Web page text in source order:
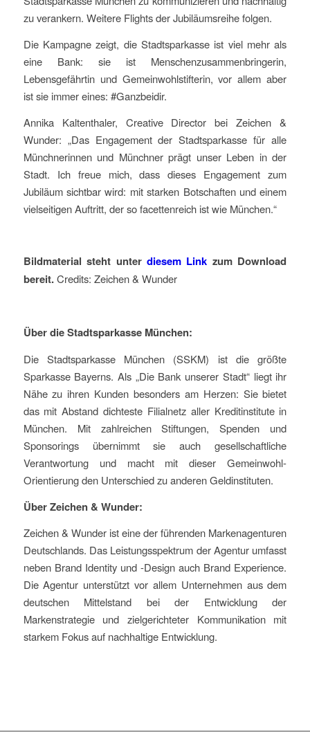
zu verankern. Weitere Flights der Jubiläumsreihe folgen.
Die Kampagne zeigt, die Stadtsparkasse ist viel mehr als
eine Bank: sie ist Menschenzusammenbringerin,
Lebensgefährtin und Gemeinwohlstifterin, vor allem aber
ist sie immer eines: #Ganzbeidir.
Annika Kaltenthaler, Creative Director bei Zeichen &
Wunder: „Das Engagement der Stadtsparkasse für alle
Münchnerinnen und Münchner prägt unser Leben in der
Stadt. Ich freue mich, dass dieses Engagement zum
Jubiläum sichtbar wird: mit starken Botschaften und einem
vielseitigen Auftritt, der so facettenreich ist wie München.“
Bildmaterial steht unter diesem Link zum Download
bereit.Credits: Zeichen & Wunder
Über die Stadtsparkasse München:
Die Stadtsparkasse München (SSKM) ist die größte
Sparkasse Bayerns. Als „Die Bank unserer Stadt“ liegt ihr
Nähe zu ihren Kunden besonders am Herzen: Sie bietet
das mit Abstand dichteste Filialnetz aller Kreditinstitute in
München. Mit zahlreichen Stiftungen, Spenden und
Sponsorings übernimmt sie auch gesellschaftliche
Verantwortung und macht mit dieser Gemeinwohl-
Orientierung den Unterschied zu anderen Geldinstituten.
Über Zeichen & Wunder:
Zeichen & Wunder ist eine der führenden Markenagenturen
Deutschlands. Das Leistungsspektrum der Agentur umfasst
neben Brand Identity und -Design auch Brand Experience.
Die Agentur unterstützt vor allem Unternehmen aus dem
deutschen Mittelstand bei der Entwicklung der
Markenstrategie und zielgerichteter Kommunikation mit
starkem Fokus auf nachhaltige Entwicklung.